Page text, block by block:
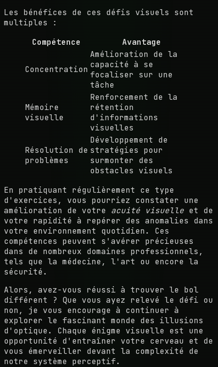
Les bénéfices de ces défis visuels sont
multiples :
Compétence
Avantage
Concentration
Amélioration de la
capacité à se
focaliser sur une
tâche
Mémoire
visuelle
Renforcement de la
rétention
d'informations
visuelles
Résolution de
problèmes
Développement de
stratégies pour
surmonter des
obstacles visuels
En pratiquant régulièrement ce type
d'exercices, vous pourriez constater une
amélioration de votre acuité visuelle et de
votre rapidité à repérer des anomalies dans
votre environnement quotidien. Ces
compétences peuvent s'avérer précieuses
dans de nombreux domaines professionnels,
tels que la médecine, l'art ou encore la
sécurité.
Alors, avez-vous réussi à trouver le bol
différent ? Que vous ayez relevé le défi ou
non, je vous encourage à continuer à
explorer le fascinant monde des illusions
d'optique. Chaque énigme visuelle est une
opportunité d'entraîner votre cerveau et de
vous émerveiller devant la complexité de
notre système perceptif.